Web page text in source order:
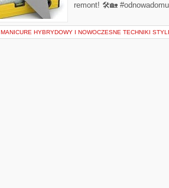
remont! 🛠️🏡
MANICURE HYBRYDOWY I NOWOCZESNE TECHNIKI